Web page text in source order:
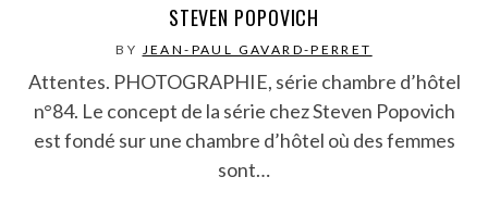
STEVEN POPOVICH
BY JEAN-PAUL GAVARD-PERRET
Attentes. PHOTOGRAPHIE, série chambre d’hôtel
n°84. Le concept de la série chez Steven Popovich
est fondé sur une chambre d’hôtel où des femmes
sont…